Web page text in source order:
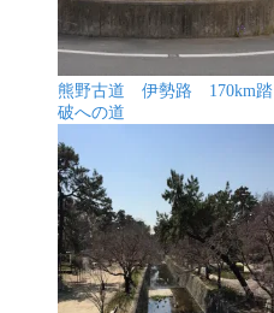
熊野古道 伊勢路 170km踏
破への道